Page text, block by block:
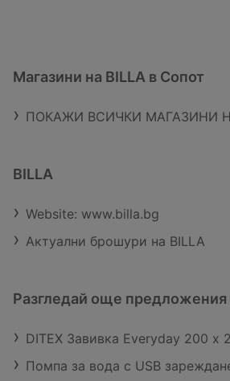
Магазини на BILLA в Сопот
ПОКАЖИ ВСИЧКИ МАГАЗИНИ
BILLA
Website: www.billa.bg
Актуални брошури на BILLA
Разгледай още предложения
DITEX Завивка Everyday 200 x
Помпа за вода с USB